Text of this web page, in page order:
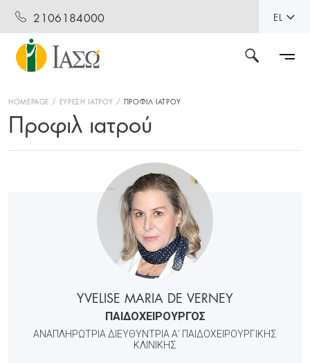
2106184000 EL
HOMEPAGE ΕΥΡΕΣΗ ΙΑΤΡΟΥ ΠΡΟΦΙΛ ΙΑΤΡΟΥ
Προφιλ ιατρού
YVELISE MARIA DE VERNEY
ΠΑΙΔΟΧΕΙΡΟΥΡΓΟΣ
ΑΝΑΠΛΗΡΩΤΡΙΑ ΔΙΕΥΘΥΝΤΡΙΑ Α’ ΠΑΙΔΟΧΕΙΡΟΥΡΓΙΚΗΣ
ΚΛΙΝΙΚΗΣ